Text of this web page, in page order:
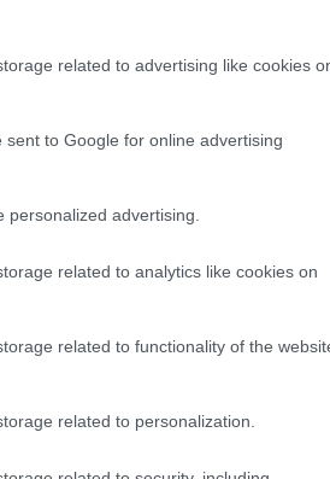
related to advertising like cookies
to Google for online advertising
advertising.
related to analytics like cookies on
related to functionality of the
related to personalization.